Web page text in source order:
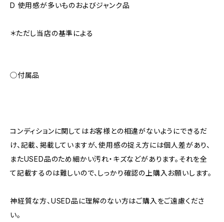
D 使用感が多いものおよびジャンク品
＊ただし当店の基準による
◯付属品
コンディションに関してはお客様との相違がないようにできるだ
け、記載、掲載していますが、使用感の捉え方には個人差があり、
またUSED品のため細かい汚れ・キズなどがあります。それを全
て記載するのは難しいので、しっかり確認の上購入お願いします。
神経質な方、USED品に理解のない方はご購入をご遠慮くださ
い。